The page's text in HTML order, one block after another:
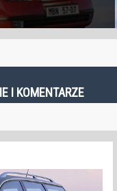
I KOMENTARZE